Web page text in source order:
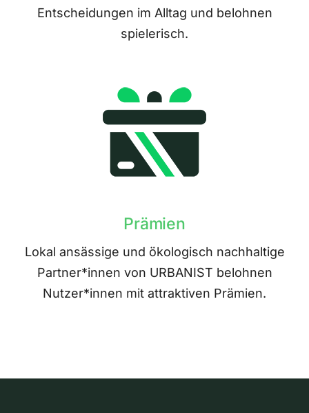
Entscheidungen im Alltag und belohnen
spielerisch.
Prämien
Lokal ansässige und ökologisch nachhaltige
Partner*innen von URBANIST belohnen
Nutzer*innen mit attraktiven Prämien.